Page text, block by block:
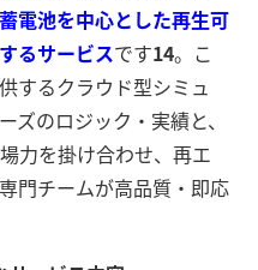
電池を中心とした再生可
るサービスです14。こ
するクラウド型シミュ
ズのロジック・実績と、
力を掛け合わせ、再エ
門チームが高品質・即応